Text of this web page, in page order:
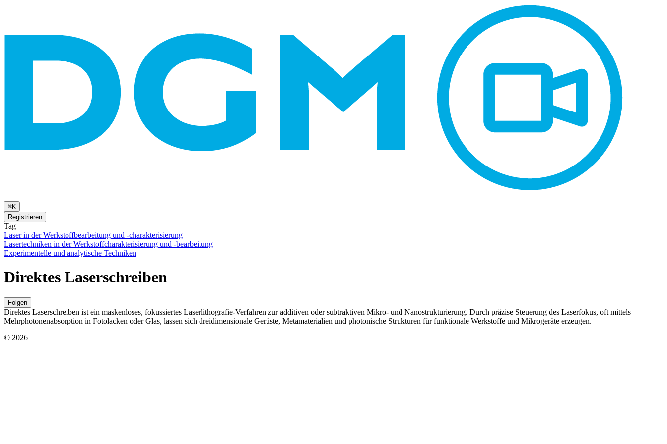
⌘K
Registrieren
Tag
Laser in der Werkstoffbearbeitung und -charakterisierung
Lasertechniken in der Werkstoffcharakterisierung und -bearbeitung
Experimentelle und analytische Techniken
Direktes Laserschreiben
Folgen
Direktes Laserschreiben ist ein maskenloses, fokussiertes Laserlithografie-Verfahren zur additiven oder subtraktiven Mikro- und Nanostrukturierung. Durch präzise Steuerung des Laserfokus, oft mittels
Mehrphotonenabsorption in Fotolacken oder Glas, lassen sich dreidimensionale Gerüste, Metamaterialien und photonische Strukturen für funktionale Werkstoffe und Mikrogeräte erzeugen.
© 2026